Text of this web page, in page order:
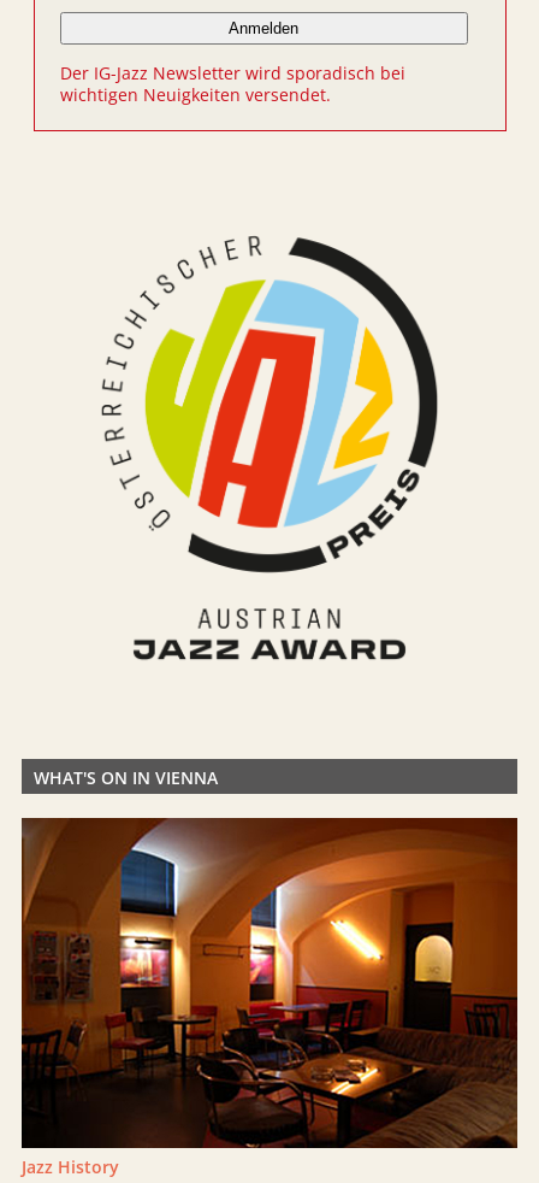
Der IG-Jazz Newsletter wird sporadisch bei
wichtigen Neuigkeiten versendet.
WHAT'S ON IN VIENNA
Jazz History